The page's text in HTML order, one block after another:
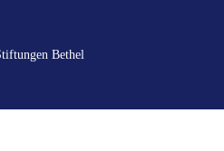
Bethel